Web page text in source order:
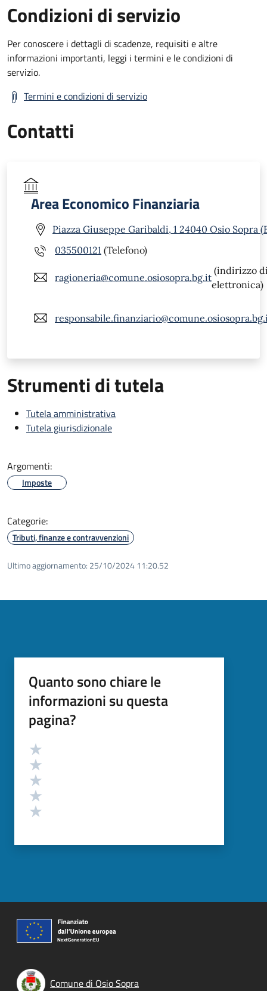
Condizioni di servizio
Per conoscere i dettagli di scadenze, requisiti e altre
informazioni importanti, leggi i termini e le condizioni di
servizio.
Termini e condizioni di servizio
Contatti
Area Economico Finanziaria
Piazza Giuseppe Garibaldi, 1 24040 Osio Sopra
035500121 (Telefono)
ragioneria@comune.osiosopra.bg.it
(indirizzo
elettronica)
Strumenti di tutela
Tutela amministrativa
Tutela giurisdizionale
Argomenti:
Imposte
Categorie:
Tributi, finanze e contravvenzioni
Ultimo aggiornamento: 25/10/2024 11:20.52
Quanto sono chiare le
informazioni su questa
pagina?
Valutazione
Comune di Osio Sopra